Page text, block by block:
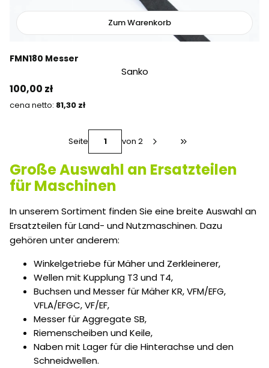
Zum Warenkorb
FMN180 Messer
Sanko
Preis
100,00 zł
Preis
81,30 zł
Seite von 2 Zur letzten
Große Auswahl an Ersatzteilen
für Maschinen
In unserem Sortiment finden Sie eine breite Auswahl an
Ersatzteilen für Land- und Nutzmaschinen. Dazu
gehören unter anderem:
Winkelgetriebe für Mäher und Zerkleinerer,
Wellen mit Kupplung T3 und T4,
Buchsen und Messer für Mäher KR, VFM/EFG,
VFLA/EFGC, VF/EF,
Messer für Aggregate SB,
Riemenscheiben und Keile,
Naben mit Lager für die Hinterachse und den
Schneidwellen.